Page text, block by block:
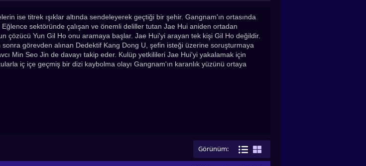
ise titrek ışıklar altında sendeleyerek geçtiği bir şehir. Gangnam'ın ortasında
sektöründe çalışan ve önemli deliller tutan Jae Hui aniden ortadan
çözücü Yun Gil Ho onu aramaya başlar. Jae Hui'yi arayan tek kişi Gil Ho değildir.
sonra görevden alınan Dedektif Kang Dong U, şefin isteği üzerine soruşturmaya
Min Seo Jin de davayı takip eder. Kulüp yetkilileri Jae Hui'yi yakalamak için
iç içe geçmiş bir dizi kaybolma olayı Gangnam'ın karanlık yüzünü ortaya
Görünüm: